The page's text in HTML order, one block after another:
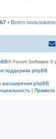
• Всего
® Forum Software ©
поддержка phpBB
расширения phpBB
| Правила